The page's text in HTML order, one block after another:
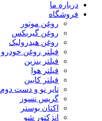
درباره ما
فروشگاه
روغن موتور
روغن گیربکس
روغن هیدرولیک
فیلتر روغن خودرو
فیلتر بنزین
فیلتر هوا
فیلتر کابین
تایر نو و دست دوم
گریس نسوز
اکتان بوستر
انژکتور شو